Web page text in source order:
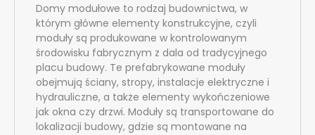
Domy modułowe to rodzaj budownictwa, w
którym główne elementy konstrukcyjne, czyli
moduły są produkowane w kontrolowanym
środowisku fabrycznym z dala od tradycyjnego
placu budowy. Te prefabrykowane moduły
obejmują ściany, stropy, instalacje elektryczne i
hydrauliczne, a także elementy wykończeniowe
jak okna czy drzwi. Moduły są transportowane do
lokalizacji budowy, gdzie są montowane na